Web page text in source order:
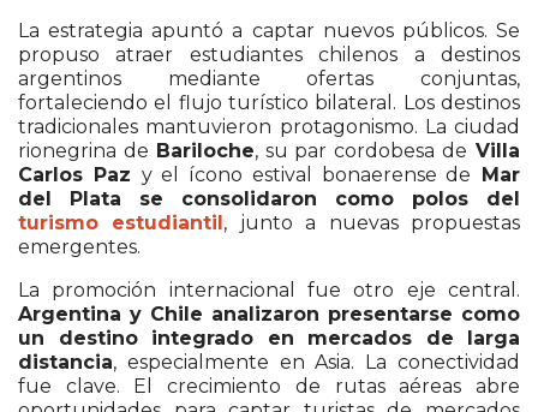
La estrategia apuntó a captar nuevos públicos. Se
propuso atraer estudiantes chilenos a destinos
argentinos mediante ofertas conjuntas,
fortaleciendo el flujo turístico bilateral. Los destinos
tradicionales mantuvieron protagonismo. La ciudad
rionegrina de Bariloche, su par cordobesa de Villa
Carlos Paz y el ícono estival bonaerense de Mar
del Plata se consolidaron como polos del
turismo estudiantil, junto a nuevas propuestas
emergentes.
La promoción internacional fue otro eje central.
Argentina y Chile analizaron presentarse como
un destino integrado en mercados de larga
distancia, especialmente en Asia. La conectividad
fue clave. El crecimiento de rutas aéreas abre